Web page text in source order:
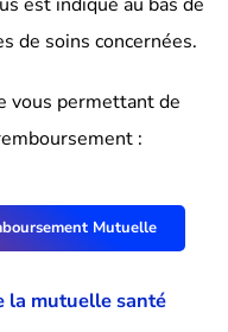
de soins concernées.
vous permettant de
:
Mutuelle
la mutuelle santé